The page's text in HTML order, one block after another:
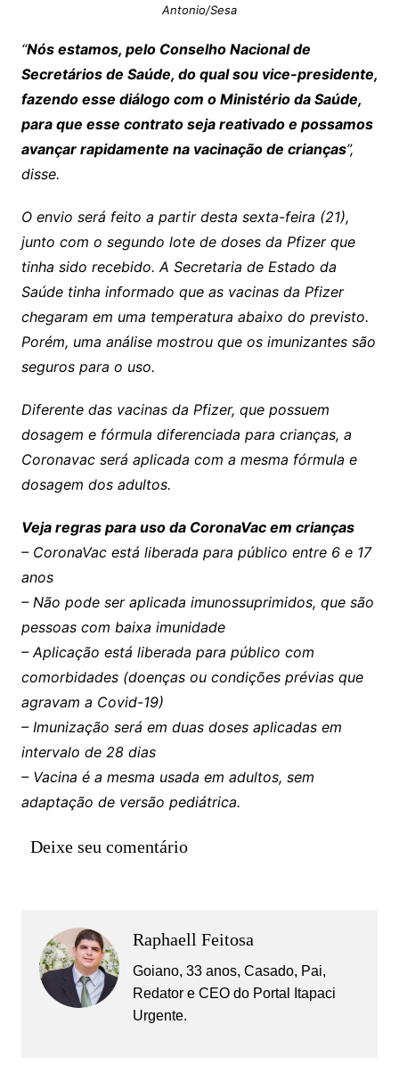
Antonio/Sesa
“Nós estamos, pelo Conselho Nacional de
Secretários de Saúde, do qual sou vice-presidente,
fazendo esse diálogo com o Ministério da Saúde,
para que esse contrato seja reativado e possamos
avançar rapidamente na vacinação de crianças”,
disse.
O envio será feito a partir desta sexta-feira (21),
junto com o segundo lote de doses da Pfizer que
tinha sido recebido. A Secretaria de Estado da
Saúde tinha informado que as vacinas da Pfizer
chegaram em uma temperatura abaixo do previsto.
Porém, uma análise mostrou que os imunizantes são
seguros para o uso.
Diferente das vacinas da Pfizer, que possuem
dosagem e fórmula diferenciada para crianças, a
Coronavac será aplicada com a mesma fórmula e
dosagem dos adultos.
Veja regras para uso da CoronaVac em crianças
– CoronaVac está liberada para público entre 6 e 17
anos
– Não pode ser aplicada imunossuprimidos, que são
pessoas com baixa imunidade
– Aplicação está liberada para público com
comorbidades (doenças ou condições prévias que
agravam a Covid-19)
– Imunização será em duas doses aplicadas em
intervalo de 28 dias
– Vacina é a mesma usada em adultos, sem
adaptação de versão pediátrica.
Deixe seu comentário
Raphaell Feitosa
Goiano, 33 anos, Casado, Pai,
Redator e CEO do Portal Itapaci
Urgente.